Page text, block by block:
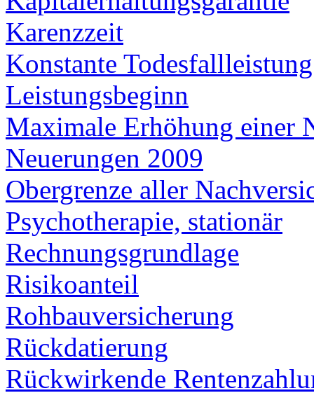
Karenzzeit
Konstante Todesfallleistung
Leistungsbeginn
Maximale Erhöhung einer
Neuerungen 2009
Obergrenze aller
Psychotherapie, stationär
Rechnungsgrundlage
Risikoanteil
Rohbauversicherung
Rückdatierung
Rückwirkende